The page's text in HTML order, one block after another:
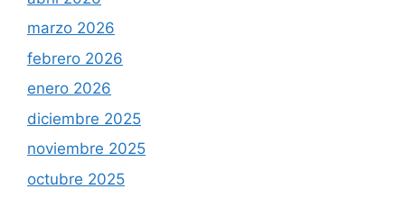
marzo 2026
febrero 2026
enero 2026
diciembre 2025
noviembre 2025
octubre 2025